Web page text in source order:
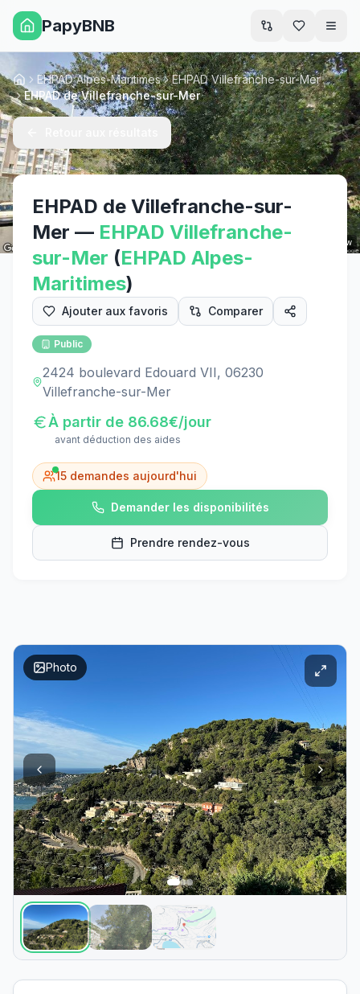
PapyBNB
Street View
AccueilEHPAD Alpes-Maritimes
EHPAD Villefranche-sur-Mer
EHPAD de Villefranche-sur-Mer
EHPAD de Villefranche-sur-
Mer — EHPAD Villefranche-
sur-Mer (EHPAD Alpes-
Maritimes)
Ajouter aux favoris Comparer
Public
2424 boulevard Edouard VII, 06230
Villefranche-sur-Mer
À partir de 86.68€/jour
avant déduction des aides
15 demandes aujourd'hui
Demander les disponibilités
Prendre rendez-vous
Photo